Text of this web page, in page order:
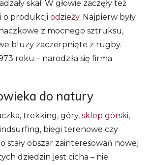
skał. W głowie zaczęły też
o produkcji odzieży. Najpierw były
z mocnego sztruksu,
bluzy zaczerpnięte z rugby.
roku – narodziła się firma
do natury
trekking, góry, sklep górski,
biegi terenowe czy
stały obszar zainteresowań nowej
dziedzin jest cicha – nie